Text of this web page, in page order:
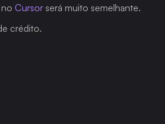
Cursor será muito semelhante.
crédito.